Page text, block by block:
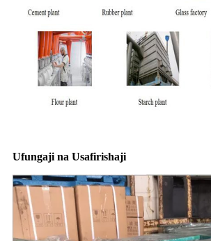
Ufungaji na Usafirishaji